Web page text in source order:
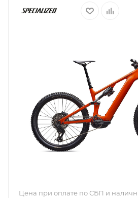
Цена при оплате по СБП и